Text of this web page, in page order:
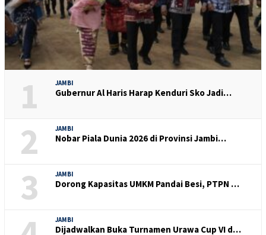
1 JAMBI
Gubernur Al Haris Harap Kenduri Sko Jadi…
2 JAMBI
Nobar Piala Dunia 2026 di Provinsi Jambi…
3 JAMBI
Dorong Kapasitas UMKM Pandai Besi, PTPN …
JAMBI
Dijadwalkan Buka Turnamen Urawa Cup VI d…